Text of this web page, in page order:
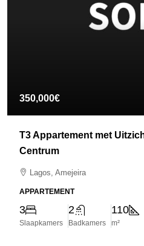
350,000€
T3 Appartement met
Centrum
Lagos, Amejeira
APPARTEMENT
3
Slaapkamers
2
Badkamers
110
m²